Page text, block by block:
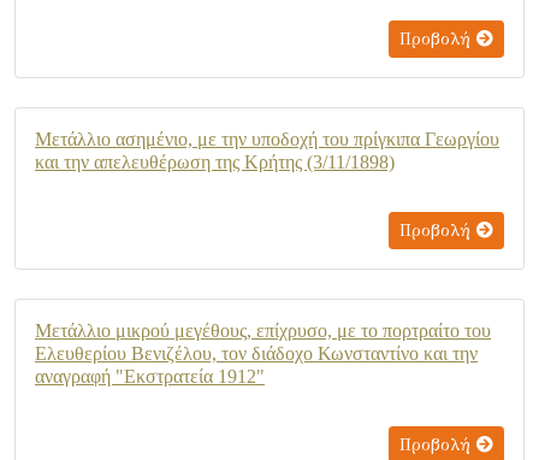
Προβολή
Μετάλλιο ασημένιο, με την υποδοχή του πρίγκιπα Γεωργίου
και την απελευθέρωση της Κρήτης (3/11/1898)
Προβολή
Μετάλλιο μικρού μεγέθους, επίχρυσο, με το πορτραίτο του
Ελευθερίου Βενιζέλου, τον διάδοχο Κωνσταντίνο και την
αναγραφή "Εκστρατεία 1912"
Προβολή